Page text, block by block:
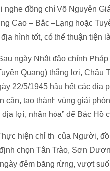
nghe đồng chí Võ Nguyên
Cao – Bắc –Lạng hoặc
địa hình tốt, có thể thuận tiện
ngày Nhật đảo chính
Quang) thắng lợi, Châu
22/5/1945 hầu hết các địa
cận, tạo thành vùng giải
địa lợi, nhân hòa” để Bác Hồ
hiện chỉ thị của Người,
định chọn Tân Trào, Sơn
ngày đêm băng rừng, vượt